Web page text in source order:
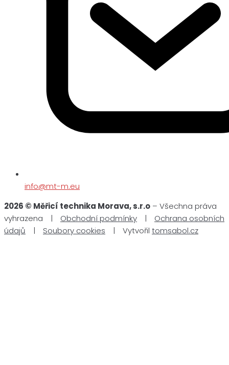
info@mt-m.eu
2026 © Měřicí technika Morava, s.r.o – Všechna práva
vyhrazena | Obchodní podmínky | Ochrana osobních
údajů | Soubory cookies | Vytvořil tomsabol.cz